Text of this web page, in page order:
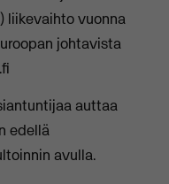
liikevaihto vuonna
johtavista
auttaa
edellä
avulla.